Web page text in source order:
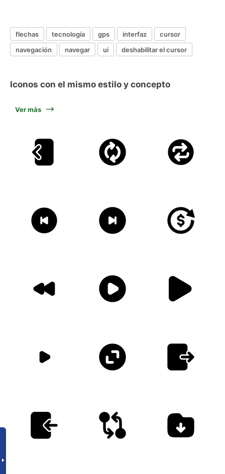
flechas tecnología gps interfaz
cursor
navegación
navegar ui deshabilitar el cursor
Iconos con el mismo estilo y concepto
Ver más